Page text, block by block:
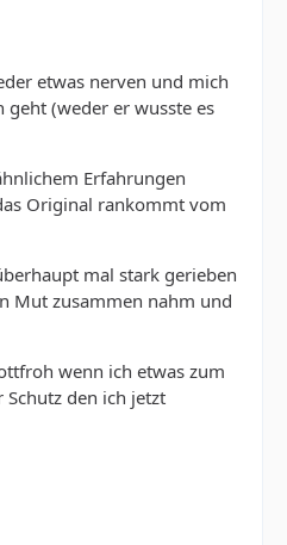
etwas nerven und mich
(weder er wusste es
Erfahrungen
Original rankommt vom
mal stark gerieben
Mut zusammen nahm und
wenn ich etwas zum
den ich jetzt